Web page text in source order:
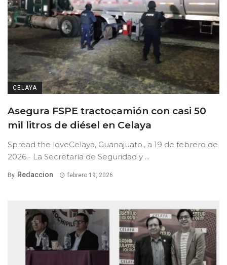
CELAYA
Asegura FSPE tractocamión con casi 50
mil litros de diésel en Celaya
Spread the loveCelaya, Guanajuato., a 19 de febrero de
2026.- La Secretaría de Seguridad y ...
By Redaccion febrero 19, 2026